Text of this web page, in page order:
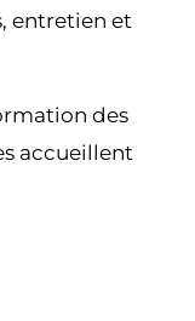
entretien et
des
accueillent